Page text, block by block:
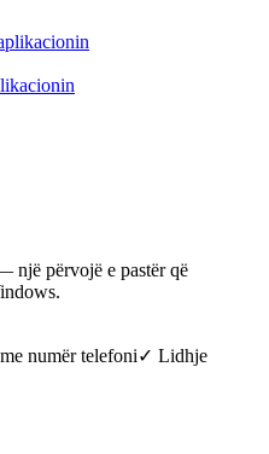
një përvojë e pastër që
numër telefoni✓ Lidhje